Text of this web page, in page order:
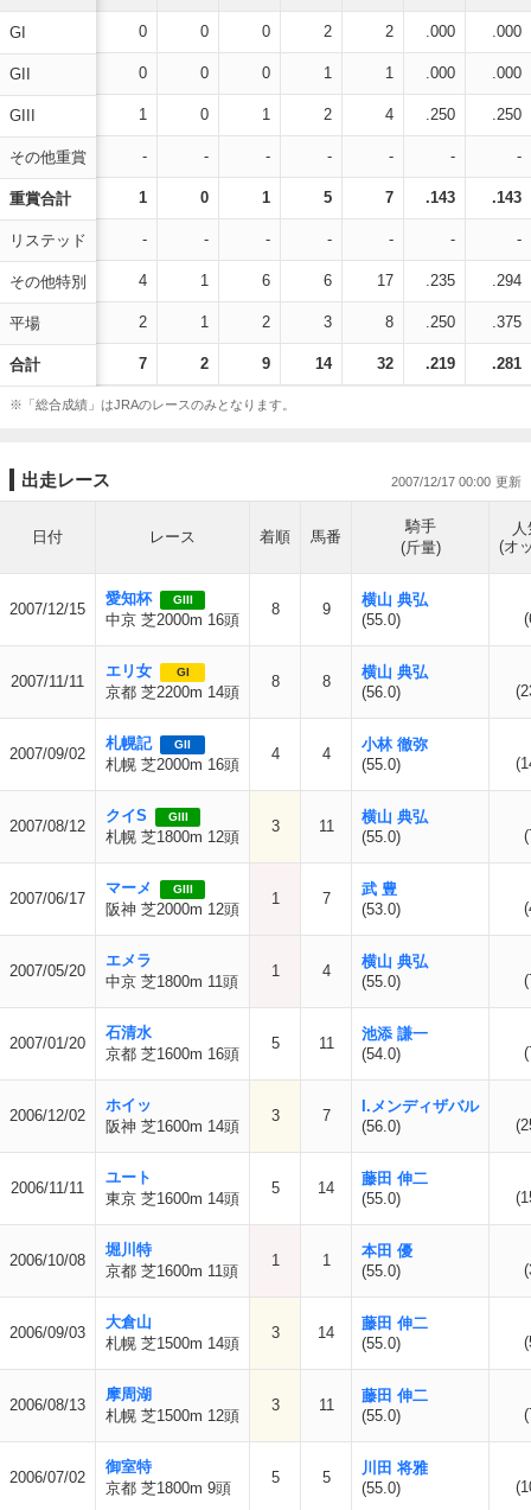
GI
GII
GIII
その他重賞
重賞合計
リステッド
その他特別
平場
合計
0 0 0 2 2 .000 .000
0 0 0 1 1 .000 .000
1 0 1 2 4 .250 .250
- - - - - - -
1 0 1 5 7 .143 .143
- - - - - - -
4 1 6 6 17 .235 .294
2 1 2 3 8 .250 .375
7 2 9 14 32 .219 .281
※「総合成績」はJRAのレースのみとなります。
出走レース 2007/12/17 00:00
日付 レース 着順 馬番
騎手
(斤量)
(オ
2007/12/15
愛知杯 GIII
中京 芝2000m 16頭
8 9
横山 典弘
(55.0)
2007/11/11
エリ女 GI
京都 芝2200m 14頭
8 8
横山 典弘
(56.0)
2007/09/02
札幌記 GII
札幌 芝2000m 16頭
4 4
小林 徹弥
(55.0)
2007/08/12
クイS GIII
札幌 芝1800m 12頭
3 11
横山 典弘
(55.0)
2007/06/17
マーメ GIII
阪神 芝2000m 12頭
1 7
武 豊
(53.0)
2007/05/20
エメラ
中京 芝1800m 11頭
1 4
横山 典弘
(55.0)
2007/01/20
石清水
京都 芝1600m 16頭
5 11
池添 謙一
(54.0)
2006/12/02
ホイッ
阪神 芝1600m 14頭
3 7
I.メンディザバル
(56.0)
2006/11/11
ユート
東京 芝1600m 14頭
5 14
藤田 伸二
(55.0)
2006/10/08
堀川特
京都 芝1600m 11頭
1 1
本田 優
(55.0)
2006/09/03
大倉山
札幌 芝1500m 14頭
3 14
藤田 伸二
(55.0)
2006/08/13
摩周湖
札幌 芝1500m 12頭
3 11
藤田 伸二
(55.0)
2006/07/02
御室特
京都 芝1800m 9頭
5 5
川田 将雅
(55.0)